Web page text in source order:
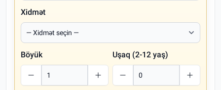
Xidmət
Böyük Uşaq (2-12 yaş)